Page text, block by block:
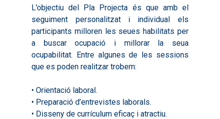
L’objectiu del Pla Projecta és que amb el
seguiment personalitzat i individual els
participants milloren les seues habilitats per
a buscar ocupació i millorar la seua
ocupabilitat. Entre algunes de les sessions
que es poden realitzar trobem:
• Orientació laboral.
• Preparació d’entrevistes laborals.
• Disseny de currículum eficaç i atractiu.
Experimentals
Processos d’Innovació
Territorial
Necessitats
2017
2018
2020
2023
Infografies 2021
Infografies 2022
Infografies 2023
Pactes per
LABORA
Documentació
ODS
Noticies
Butlletins de Notícies